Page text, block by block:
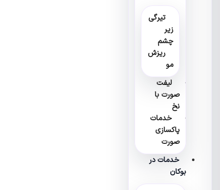
تیرگی
زیر
چشم
ریزش
مو
لیفت
صورت با
نخ
خدمات
پاکسازی
صورت
خدمات در
بوکان